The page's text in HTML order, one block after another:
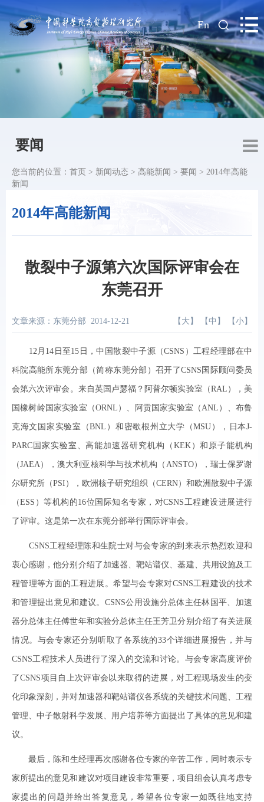
| En
要闻
2014年高能新闻
您当前的位置： 首页 > 新闻动态 > 高能新闻 > 要闻 > 2014年高能
新闻
散裂中子源第六次国际评审会在
东莞召开
文章来源：东莞分部 2014-12-21 【 大 】 【 中 】 【 小 】
12月 14 日至 15 日，中国散裂中子源（CSNS ）工程经理部在中
科院高能所东莞分部（简称东莞分部）召开了CSNS 国际顾问委员
会第六次评审会。来自英国卢瑟福？阿普尔顿实验室（RAL ），美
国橡树岭国家实验室（ORNL ）、阿贡国家实验室（ANL ）、布鲁
克海文国家实验室（BNL ）和密歇根州立大学（MSU ），日本J-
PARC 国家实验室、高能加速器研究机构（ KEK）和原子能机构
（JAEA），澳大利亚核科学与技术机构（ ANSTO），瑞士保罗谢
尔研究所（PSI ），欧洲核子研究组织（CERN）和欧洲散裂中子源
（ESS ）等机构的16位国际知名专家，对CSNS工程建设进展进行
了评审。这是第一次在东莞分部举行国际评审会。
CSNS工程经理陈和生院士对与会专家的到来表示热烈欢迎和
衷心感谢，他分别介绍了加速器、靶站谱仪、基建、共用设施及工
程管理等方面的工程进展。希望与会专家对CSNS工程建设的技术
和管理提出意见和建议。 CSNS公用设施分总体主任林国平、加速
器分总体主任傅世年和实验分总体主任王芳卫分别介绍了有关进展
情况。与会专家还分别听取了各系统的33个详细进展报告，并与
CSNS工程技术人员进行了深入的交流和讨论。与会专家高度评价
了CSNS项目自上次评审会以来取得的进展，对工程现场发生的变
化印象深刻，并对加速器和靶站谱仪各系统的关键技术问题、工程
管理、中子散射科学发展、用户培养等方面提出了具体的意见和建
议。
最后，陈和生经理再次感谢各位专家的辛苦工作，同时表示专
家所提出的意见和建议对项目建设非常重要，项目组会认真考虑专
家提出的问题并给出答复意见，希望各位专家一如既往地支持